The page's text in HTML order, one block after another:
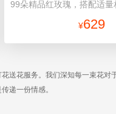
¥629
送花服务。我们深知每一束花
递一份情感。